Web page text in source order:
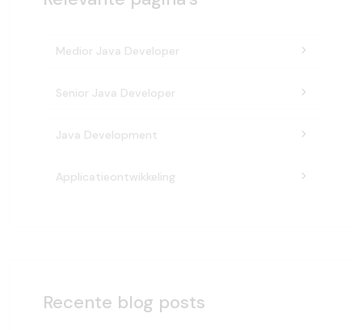
Medior Java Developer
Senior Java Developer
Java Development
Applicatieontwikkeling
Recente blog posts